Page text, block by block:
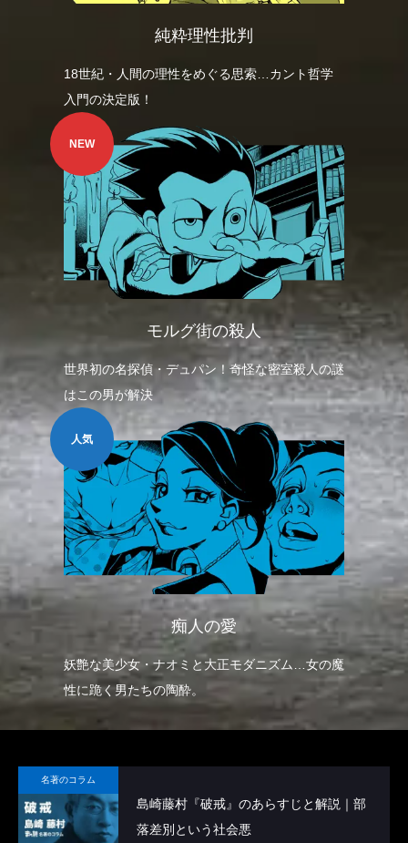
純粋理性批判
18世紀・人間の理性をめぐる思索…カント哲学
入門の決定版！
NEW
モルグ街の殺人
世界初の名探偵・デュパン！奇怪な密室殺人の謎
はこの男が解決
人気
痴人の愛
妖艶な美少女・ナオミと大正モダニズム…女の魔
性に跪く男たちの陶酔。
名著のコラム
島崎藤村『破戒』のあらすじと解説｜部
落差別という社会悪